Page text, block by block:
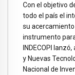
Con el objetivo
todo el país el
su
instrumento
INDECOPI
y Nuevas
Nacional de